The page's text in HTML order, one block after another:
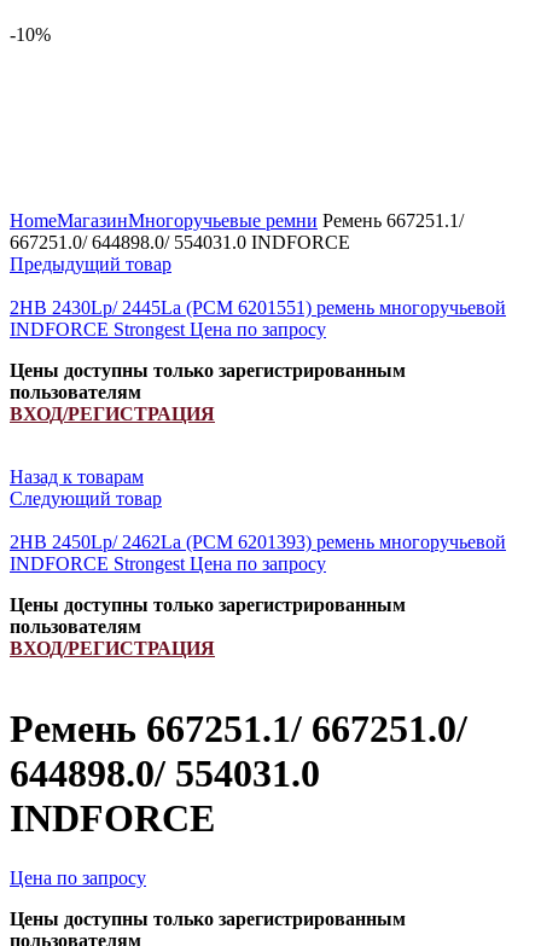
-10%
HomeМагазинМногоручьевые ремни Ремень 667251.1/
667251.0/ 644898.0/ 554031.0 INDFORCE
Предыдущий товар
2HB 2430Lp/ 2445La (РСМ 6201551) ремень многоручьевой
INDFORCE Strongest Цена по запросу
Цены доступны только зарегистрированным
пользователям
ВХОД/РЕГИСТРАЦИЯ
Назад к товарам
Следующий товар
2HB 2450Lp/ 2462La (PCM 6201393) ремень многоручьевой
INDFORCE Strongest Цена по запросу
Цены доступны только зарегистрированным
пользователям
ВХОД/РЕГИСТРАЦИЯ
Ремень 667251.1/ 667251.0/
644898.0/ 554031.0
INDFORCE
Цена по запросу
Цены доступны только зарегистрированным
пользователям